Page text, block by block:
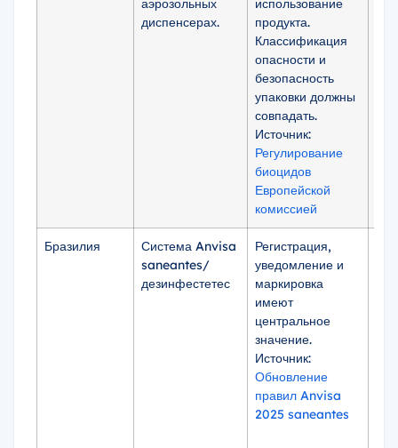
аэрозольных
диспенсерах.
использование
продукта.
Классификация
опасности и
безопасность
упаковки должны
совпадать.
Источник:
Регулирование
биоцидов
Европейской
комиссией
Бразилия
Система Anvisa
saneantes/
дезинфестетес
Регистрация,
уведомление и
маркировка
имеют
центральное
значение.
Источник:
Обновление
правил Anvisa
2025 saneantes